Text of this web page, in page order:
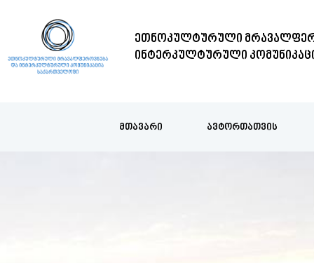
ᲔᲗᲜᲝᲙᲣᲚᲢᲣᲠᲣᲚᲘ
ᲘᲜᲢᲔᲠᲙᲣᲚᲢᲣᲠᲣᲚᲘ
ᲛᲗᲐᲕᲐᲠᲘ ᲐᲕᲢᲝᲠᲗᲐᲗᲕᲘᲡ